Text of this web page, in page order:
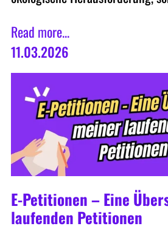
Read more...
11.03.2026
E-Petitionen – Eine
laufenden Petitionen